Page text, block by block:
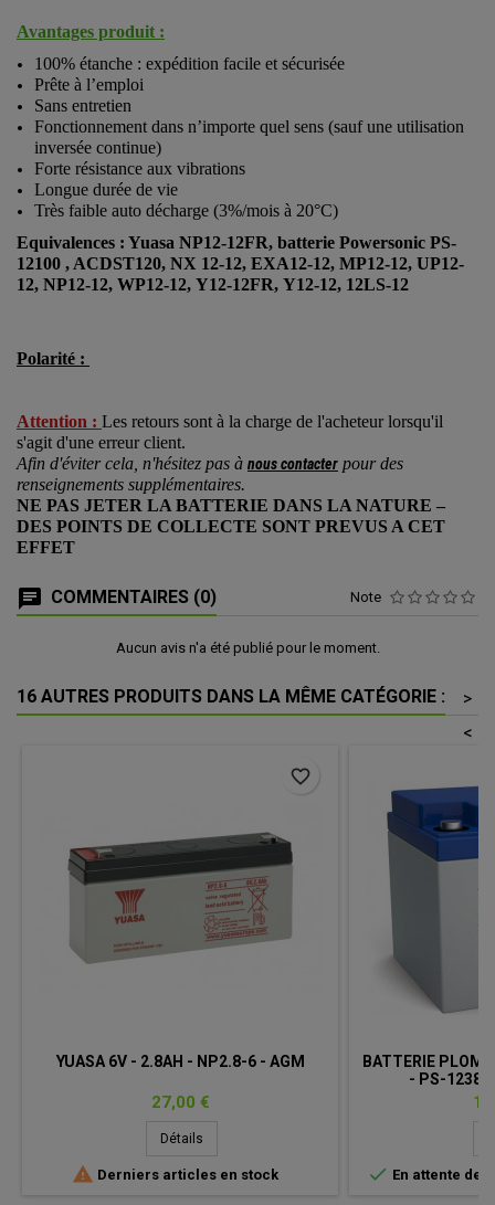
Avantages produit :
100% étanche : expédition facile et sécurisée
Prête à l’emploi
Sans entretien
Fonctionnement dans n’importe quel sens (sauf une utilisation
inversée continue)
Forte résistance aux vibrations
Longue durée de vie
Très faible auto décharge (3%/mois à 20°C)
Equivalences : Yuasa NP12-12FR, batterie Powersonic PS-
12100 , ACDST120, NX 12-12, EXA12-12, MP12-12, UP12-
12, NP12-12, WP12-12, Y12-12FR, Y12-12, 12LS-12
Polarité :
Attention : Les retours sont à la charge de l'acheteur lorsqu'il
s'agit d'une erreur client.
Afin d'éviter cela, n'hésitez pas à nous contacter pour des
renseignements supplémentaires.
NE PAS JETER LA BATTERIE DANS LA NATURE –
DES POINTS DE COLLECTE SONT PREVUS A CET
EFFET
COMMENTAIRES (0) Note
Aucun avis n'a été publié pour le moment.
16 AUTRES PRODUITS DANS LA MÊME CATÉGORIE :
>
<
YUASA 6V - 2.8AH - NP2.8-6 - AGM
Prix
27,00 €
Détails
 Derniers articles en stock
favorite_border
BATTERIE
- PS-12380
 En attente de